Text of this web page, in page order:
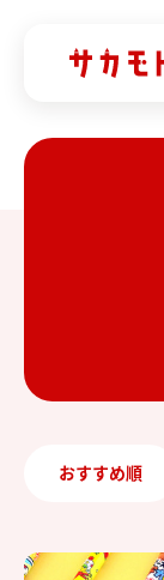
おすすめ順